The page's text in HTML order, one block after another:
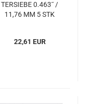
TER­SIE­BE 0.463˝ /
11,76 MM 5 STK
22,61 EUR